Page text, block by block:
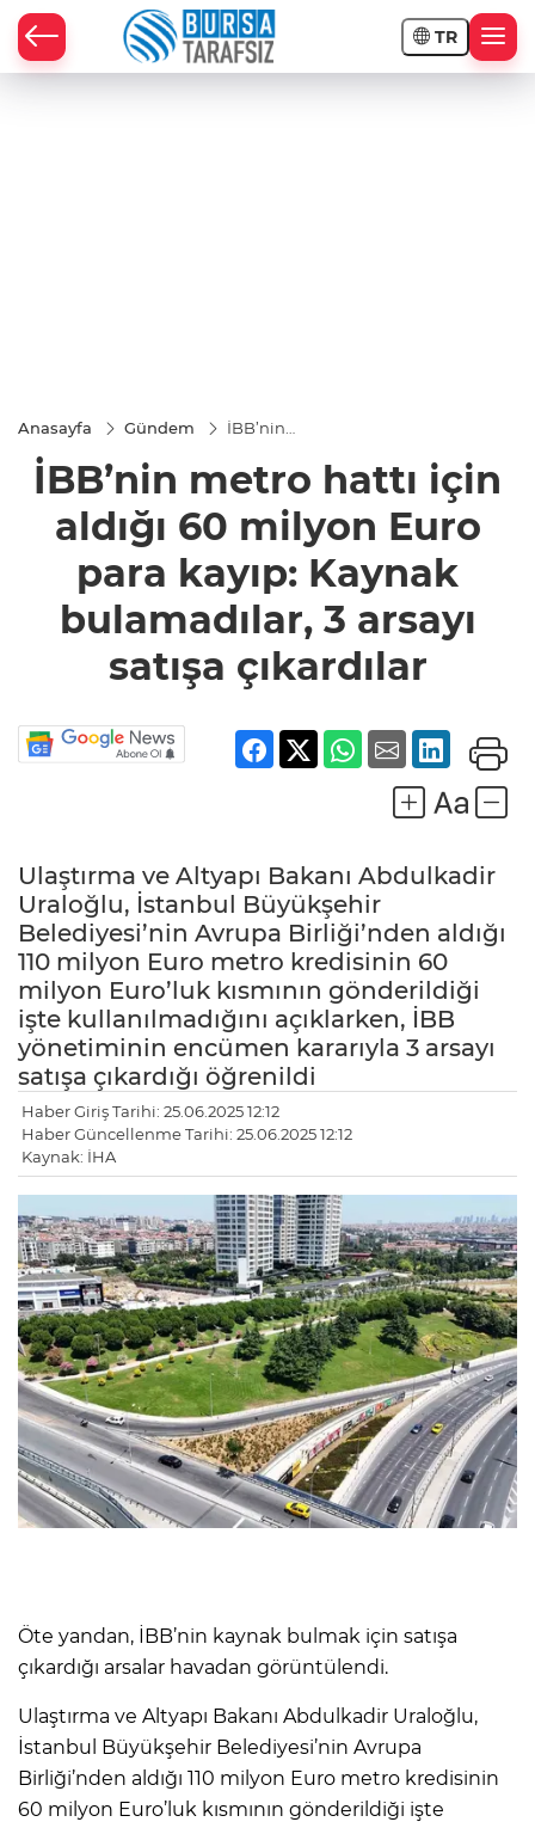
TR
Anasayfa Gündem
İBB’nin
için aldığı 60
milyon Euro
Kaynak
bulamadılar,
3 arsayı
satışa
çıkardılar
İBB’nin metro hattı için
aldığı 60 milyon Euro
para kayıp: Kaynak
bulamadılar, 3 arsayı
satışa çıkardılar
Ulaştırma ve Altyapı Bakanı Abdulkadir
Uraloğlu, İstanbul Büyükşehir
Belediyesi’nin Avrupa Birliği’nden aldığı
110 milyon Euro metro kredisinin 60
milyon Euro’luk kısmının gönderildiği
işte kullanılmadığını açıklarken, İBB
yönetiminin encümen kararıyla 3 arsayı
satışa çıkardığı öğrenildi
Haber Giriş Tarihi: 25.06.2025 12:12
Haber Güncellenme Tarihi: 25.06.2025 12:12
Kaynak: İHA
Öte yandan, İBB’nin kaynak bulmak için satışa
çıkardığı arsalar havadan görüntülendi.
Ulaştırma ve Altyapı Bakanı Abdulkadir Uraloğlu,
İstanbul Büyükşehir Belediyesi’nin Avrupa
Birliği’nden aldığı 110 milyon Euro metro kredisinin
60 milyon Euro’luk kısmının gönderildiği işte